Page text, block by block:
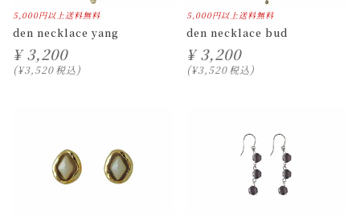
5,000円以上送料無料
den necklace yang
¥ 3,200
¥3,520税込
5,000円以上送料無料
den necklace bud
¥ 3,200
¥3,520税込